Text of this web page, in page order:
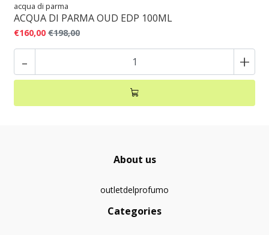
acqua di parma
ACQUA DI PARMA OUD EDP 100ML
€160,00 €198,00
- +
About us
outletdelprofumo
Categories